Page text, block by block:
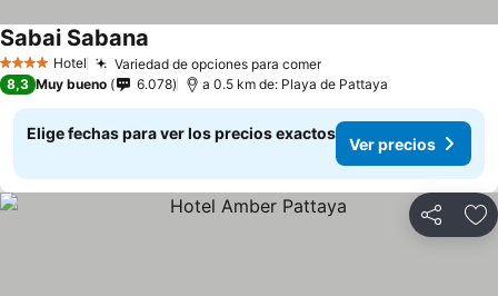
4 EstrellasHotel Variedad de opciones para comerVer precios
Sabai Sabana
8,3 Muy bueno 6.078 a 0.5 km de: Playa de Pattaya
Elige fechas para ver los precios exactos
Ver precios
Compartir